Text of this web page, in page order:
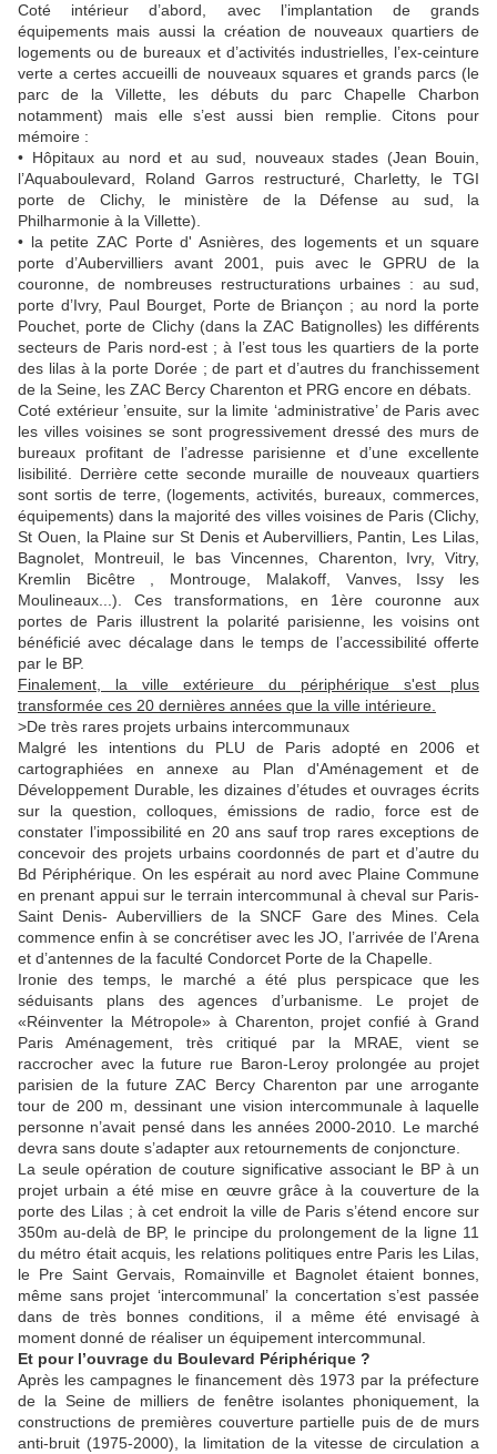
Coté intérieur d’abord, avec l’implantation de grands
équipements mais aussi la création de nouveaux quartiers de
logements ou de bureaux et d’activités industrielles, l’ex-ceinture
verte a certes accueilli de nouveaux squares et grands parcs (le
parc de la Villette, les débuts du parc Chapelle Charbon
notamment) mais elle s’est aussi bien remplie. Citons pour
mémoire :
• Hôpitaux au nord et au sud, nouveaux stades (Jean Bouin,
l’Aquaboulevard, Roland Garros restructuré, Charletty, le TGI
porte de Clichy, le ministère de la Défense au sud, la
Philharmonie à la Villette).
• la petite ZAC Porte d' Asnières, des logements et un square
porte d’Aubervilliers avant 2001, puis avec le GPRU de la
couronne, de nombreuses restructurations urbaines : au sud,
porte d’Ivry, Paul Bourget, Porte de Briançon ; au nord la porte
Pouchet, porte de Clichy (dans la ZAC Batignolles) les différents
secteurs de Paris nord-est ; à l’est tous les quartiers de la porte
des lilas à la porte Dorée ; de part et d’autres du franchissement
de la Seine, les ZAC Bercy Charenton et PRG encore en débats.
Coté extérieur ’ensuite, sur la limite ‘administrative’ de Paris avec
les villes voisines se sont progressivement dressé des murs de
bureaux profitant de l’adresse parisienne et d’une excellente
lisibilité. Derrière cette seconde muraille de nouveaux quartiers
sont sortis de terre, (logements, activités, bureaux, commerces,
équipements) dans la majorité des villes voisines de Paris (Clichy,
St Ouen, la Plaine sur St Denis et Aubervilliers, Pantin, Les Lilas,
Bagnolet, Montreuil, le bas Vincennes, Charenton, Ivry, Vitry,
Kremlin Bicêtre , Montrouge, Malakoff, Vanves, Issy les
Moulineaux...). Ces transformations, en 1ère couronne aux
portes de Paris illustrent la polarité parisienne, les voisins ont
bénéficié avec décalage dans le temps de l’accessibilité offerte
par le BP.
Finalement, la ville extérieure du périphérique s'est plus
transformée ces 20 dernières années que la ville intérieure.
>De très rares projets urbains intercommunaux
Malgré les intentions du PLU de Paris adopté en 2006 et
cartographiées en annexe au Plan d'Aménagement et de
Développement Durable, les dizaines d’études et ouvrages écrits
sur la question, colloques, émissions de radio, force est de
constater l’impossibilité en 20 ans sauf trop rares exceptions de
concevoir des projets urbains coordonnés de part et d’autre du
Bd Périphérique. On les espérait au nord avec Plaine Commune
en prenant appui sur le terrain intercommunal à cheval sur Paris-
Saint Denis- Aubervilliers de la SNCF Gare des Mines. Cela
commence enfin à se concrétiser avec les JO, l’arrivée de l’Arena
et d’antennes de la faculté Condorcet Porte de la Chapelle.
Ironie des temps, le marché a été plus perspicace que les
séduisants plans des agences d’urbanisme. Le projet de
«Réinventer la Métropole» à Charenton, projet confié à Grand
Paris Aménagement, très critiqué par la MRAE, vient se
raccrocher avec la future rue Baron-Leroy prolongée au projet
parisien de la future ZAC Bercy Charenton par une arrogante
tour de 200 m, dessinant une vision intercommunale à laquelle
personne n’avait pensé dans les années 2000-2010. Le marché
devra sans doute s’adapter aux retournements de conjoncture.
La seule opération de couture significative associant le BP à un
projet urbain a été mise en œuvre grâce à la couverture de la
porte des Lilas ; à cet endroit la ville de Paris s’étend encore sur
350m au-delà de BP, le principe du prolongement de la ligne 11
du métro était acquis, les relations politiques entre Paris les Lilas,
le Pre Saint Gervais, Romainville et Bagnolet étaient bonnes,
même sans projet ‘intercommunal’ la concertation s’est passée
dans de très bonnes conditions, il a même été envisagé à
moment donné de réaliser un équipement intercommunal.
Et pour l’ouvrage du Boulevard Périphérique ?
Après les campagnes le financement dès 1973 par la préfecture
de la Seine de milliers de fenêtre isolantes phoniquement, la
constructions de premières couverture partielle puis de de murs
anti-bruit (1975-2000), la limitation de la vitesse de circulation a